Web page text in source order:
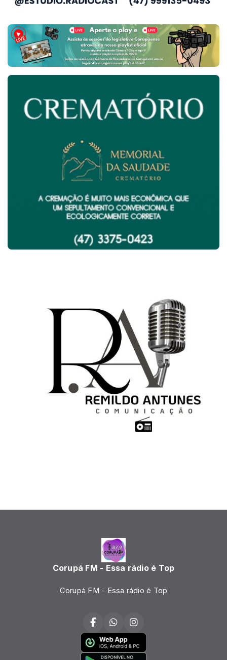
Corupá FM - Essa rádio é Top
Corupá FM - Essa rádio é Top